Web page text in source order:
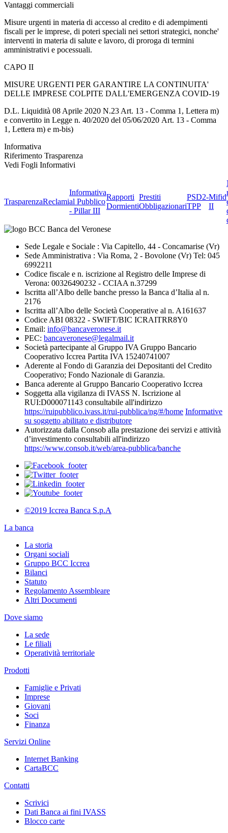
Vantaggi commerciali
Misure urgenti in materia di accesso al credito e di adempimenti
fiscali per le imprese, di poteri speciali nei settori strategici, nonche'
interventi in materia di salute e lavoro, di proroga di termini
amministrativi e pocessuali.
CAPO II
MISURE URGENTI PER GARANTIRE LA CONTINUITA'
DELLE IMPRESE COLPITE DALL'EMERGENZA COVID-19
D.L. Liquidità 08 Aprile 2020 N.23 Art. 13 - Comma 1, Lettera m)
e convertito in Legge n. 40/2020 del 05/06/2020 Art. 13 - Comma
1, Lettera m) e m-bis)
Informativa
Riferimento Trasparenza
Vedi Fogli Informativi
TrasparenzaReclami
Informativa
al Pubblico
- Pillar III
Rapporti
Dormienti
Prestiti
Obbligazionari
PSD2-
TPP
Mifid
II
Sede Legale e Sociale : Via Capitello, 44 - Concamarise (Vr)
Sede Amministrativa : Via Roma, 2 - Bovolone (Vr) Tel: 045
6992211
Codice fiscale e n. iscrizione al Registro delle Imprese di
Verona: 00326490232 - CCIAA n.37299
Iscritta all’Albo delle banche presso la Banca d’Italia al n.
2176
Iscritta all’Albo delle Società Cooperative al n. A161637
Codice ABI 08322 - SWIFT/BIC ICRAITRR8Y0
Email: info@bancaveronese.it
PEC: bancaveronese@legalmail.it
Società partecipante al Gruppo IVA Gruppo Bancario
Cooperativo Iccrea Partita IVA 15240741007
Aderente al Fondo di Garanzia dei Depositanti del Credito
Cooperativo; Fondo Nazionale di Garanzia.
Banca aderente al Gruppo Bancario Cooperativo Iccrea
Soggetta alla vigilanza di IVASS N. Iscrizione al
RUI:D000071143 consultabile all'indirizzo
https://ruipubblico.ivass.it/rui-pubblica/ng/#/home Informative
su soggetto abilitato e distributore
Autorizzata dalla Consob alla prestazione dei servizi e attività
d’investimento consultabili all'indirizzo
https://www.consob.it/web/area-pubblica/banche
©2019 Iccrea Banca S.p.A
La banca
La storia
Organi sociali
Gruppo BCC Iccrea
Bilanci
Statuto
Regolamento Assembleare
Altri Documenti
Dove siamo
La sede
Le filiali
Operatività territoriale
Prodotti
Famiglie e Privati
Imprese
Giovani
Soci
Finanza
Servizi Online
Internet Banking
CartaBCC
Contatti
Scrivici
Dati Banca ai fini IVASS
Blocco carte